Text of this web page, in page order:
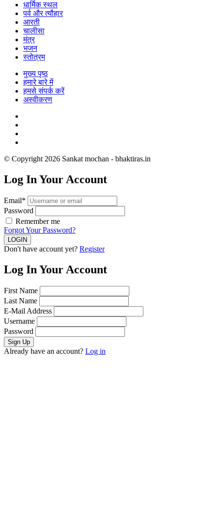
धार्मिक स्थल
पर्व और त्यौहार
आरती
चालीसा
मंत्र
भजन
स्तोत्रम
मुख्य पृष्ठ
हमारे बारे में
हमसे संपर्क करें
अस्वीकरण
© Copyright 2026 Sankat mochan - bhaktiras.in
Log In Your Account
Email*
Password
Remember me
Forgot Your Password?
Don't have account yet? Register
Log In Your Account
First Name
Last Name
E-Mail Address
Username
Password
Already have an account? Log in